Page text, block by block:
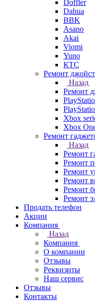
Doffler
Dahua
BBK
Asano
Akai
Viomi
Yuno
КТС
Ремонт
Назад
Ремонт
Xbox
Xbox
Ремонт
Назад
Ремонт
Ремонт
Ремонт
Ремонт
Ремонт
Ремонт
Продать телефон
Акции
Компания
Назад
Компания
О компании
Отзывы
Реквизиты
Наш сервис
Отзывы
Контакты